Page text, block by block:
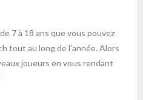
7 à 18 ans que vous pouvez
tout au long de l’année. Alors
joueurs en vous rendant